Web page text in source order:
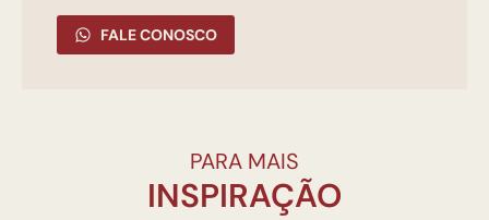
FALE CONOSCO
PARA MAIS
INSPIRAÇÃO